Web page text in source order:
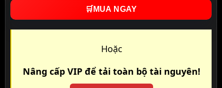
🛒 MUA NGAY
Hoặc
Nâng cấp VIP để tải toàn bộ tài nguyên!